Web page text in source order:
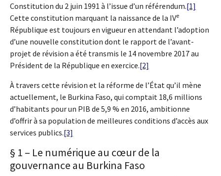
Constitution du 2 juin 1991 à l’issue d’un référendum.[1]
Cette constitution marquant la naissance de la IVe
République est toujours en vigueur en attendant l’adoption
d’une nouvelle constitution dont le rapport de l’avant-
projet de révision a été transmis le 14 novembre 2017 au
Président de la République en exercice.[2]
À travers cette révision et la réforme de l’État qu’il mène
actuellement, le Burkina Faso, qui comptait 18,6 millions
d’habitants pour un PIB de 5,9 % en 2016, ambitionne
d’offrir à sa population de meilleures conditions d’accès aux
services publics.[3]
§ 1 – Le numérique au cœur de la
gouvernance au Burkina Faso